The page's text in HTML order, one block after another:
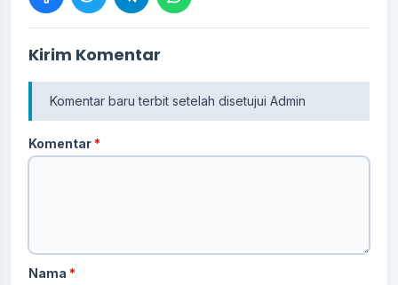
Kirim Komentar
Komentar baru terbit setelah disetujui Admin
Komentar*
Nama *